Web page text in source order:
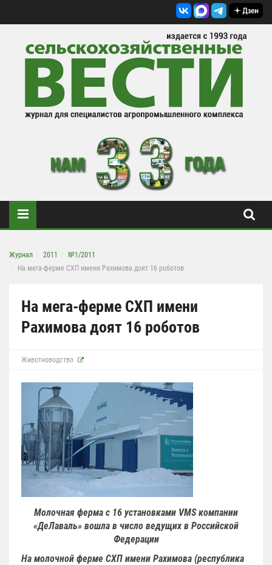
Журнал 2011
№1/2011
На мега-ферме СХП имени Рахимова доят 16 роботов
На мега-ферме СХП имени
Рахимова доят 16 роботов
Животноводство
Молочная ферма с 16 установками VMS компании
«ДеЛаваль» вошла в число ведущих в Российской
Федерации
На молочной ферме СХП имени Рахимова (республика